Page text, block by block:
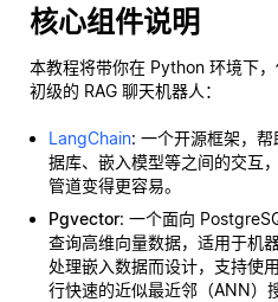
核心组件说明
本教程将带你在 Python 环境下
初级的 RAG 聊天机器人：
LangChain: 一个开源框架，
据库、嵌入模型等之间的交互
管道变得更容易。
Pgvector: 一个面向
查询高维向量数据，适用于机
处理嵌入数据而设计，支持使
行快速的近似最近邻（ANN）